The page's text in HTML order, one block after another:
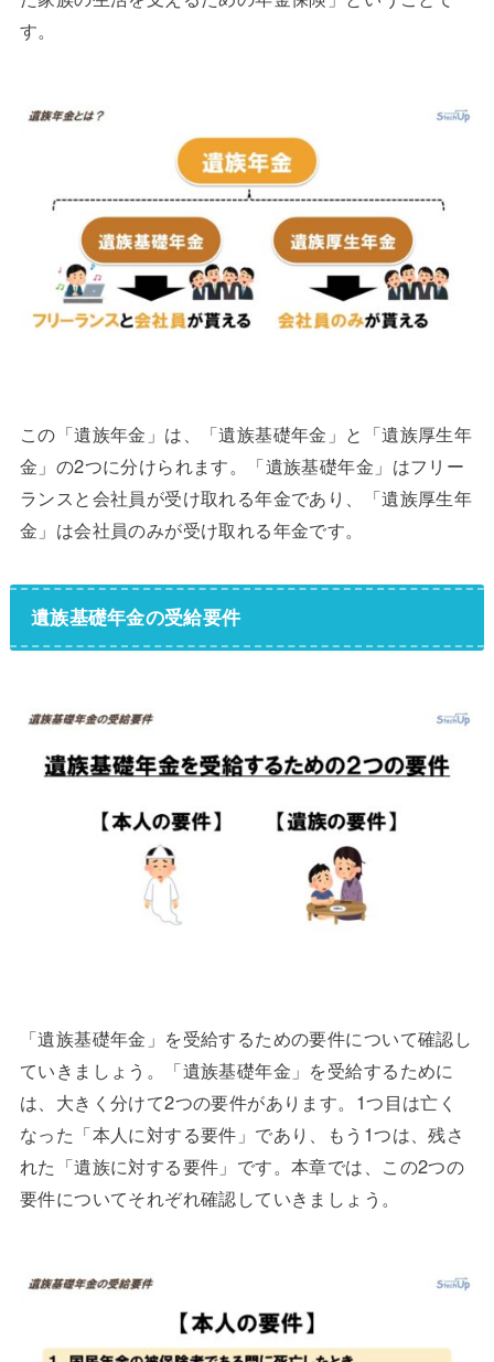
す。
この「遺族年金」は、「遺族基礎年金」と「遺族厚生年
金」の2つに分けられます。「遺族基礎年金」はフリー
ランスと会社員が受け取れる年金であり、「遺族厚生年
金」は会社員のみが受け取れる年金です。
遺族基礎年金の受給要件
「遺族基礎年金」を受給するための要件について確認し
ていきましょう。「遺族基礎年金」を受給するために
は、大きく分けて2つの要件があります。1つ目は亡く
なった「本人に対する要件」であり、もう1つは、残さ
れた「遺族に対する要件」です。本章では、この2つの
要件についてそれぞれ確認していきましょう。